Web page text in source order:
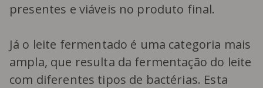
presentes e viáveis no produto final.
Já o leite fermentado é uma categoria mais
ampla, que resulta da fermentação do leite
com diferentes tipos de bactérias. Esta